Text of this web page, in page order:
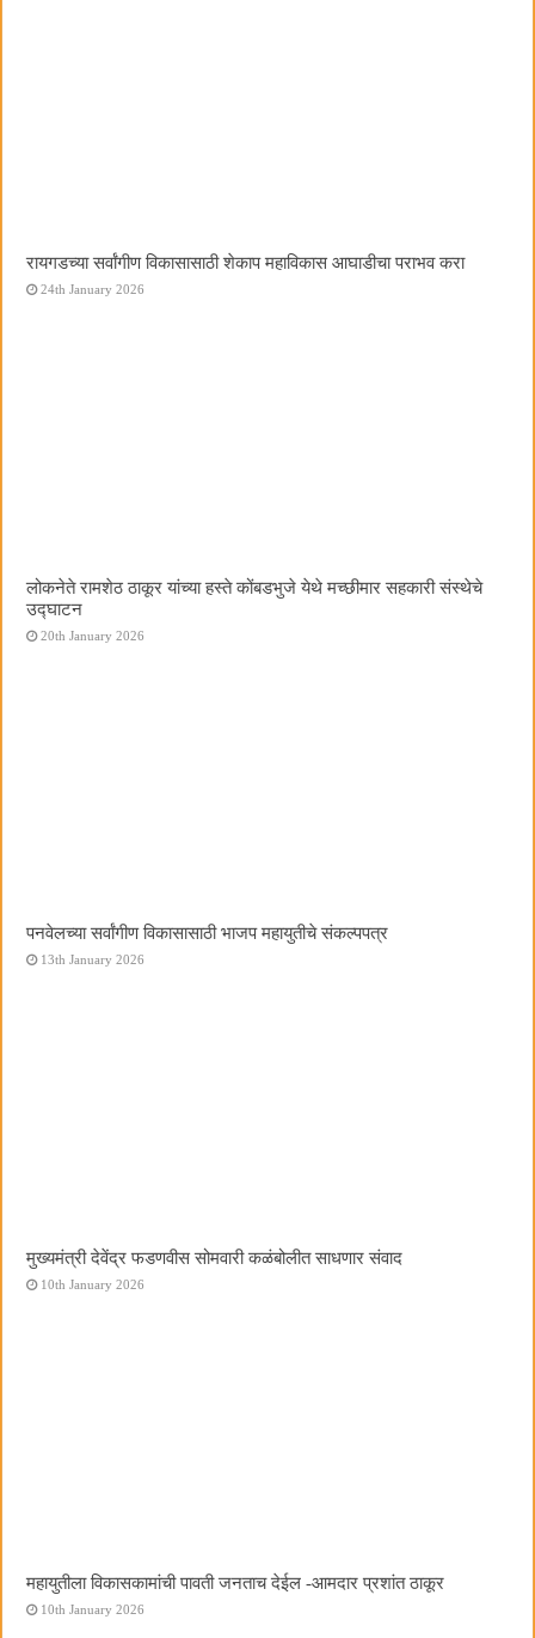
रायगडच्या सर्वांगीण विकासासाठी शेकाप महाविकास आघाडीचा पराभव करा
24th January 2026
लोकनेते रामशेठ ठाकूर यांच्या हस्ते कोंबडभुजे येथे मच्छीमार सहकारी संस्थेचे
उद्घाटन
20th January 2026
पनवेलच्या सर्वांगीण विकासासाठी भाजप महायुतीचे संकल्पपत्र
13th January 2026
मुख्यमंत्री देवेंद्र फडणवीस सोमवारी कळंबोलीत साधणार संवाद
10th January 2026
महायुतीला विकासकामांची पावती जनताच देईल -आमदार प्रशांत ठाकूर
10th January 2026